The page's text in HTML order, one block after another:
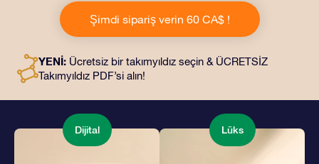
zarf içinde kişiye özel hazırlanan belgelerin seçtiğiniz
adrese teslimatı ile çevrimiçi belgeler ve uygulamalara
erişim imkanı bu pakete dahildir. Bu, arkadaşlarınıza ve
yoludur.
Şimdi sipariş verin 60 CA$ !
YENİ: Ücretsiz bir takımyıldız seçin & ÜCRETSİZ
Takımyıldız PDF’si alın!
Dijital Lüks